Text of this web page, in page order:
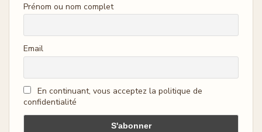
Prénom ou nom complet
Email
En continuant, vous acceptez la politique de
confidentialité